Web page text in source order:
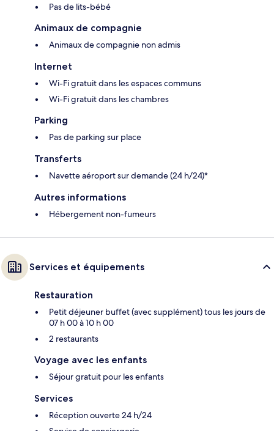
Pas de lits-bébé
Animaux de compagnie
Animaux de compagnie non admis
Internet
Wi-Fi gratuit dans les espaces communs
Wi-Fi gratuit dans les chambres
Parking
Pas de parking sur place
Transferts
Navette aéroport sur demande (24 h/24)*
Autres informations
Hébergement non-fumeurs
Services et équipements
Restauration
Petit déjeuner buffet (avec supplément) tous les jours de
07 h 00 à 10 h 00
2 restaurants
Voyage avec les enfants
Séjour gratuit pour les enfants
Services
Réception ouverte 24 h/24